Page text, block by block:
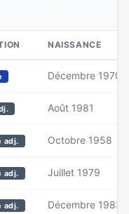
NAISSANCE
Décembre 1970
Août 1981
adj. Octobre 1958
adj. Juillet 1979
adj. Décembre 1983